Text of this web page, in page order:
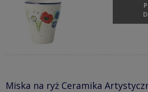
Miska na ryż Ceramika